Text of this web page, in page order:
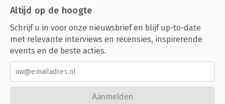
Altijd op de hoogte
Schrijf u in voor onze nieuwsbrief en blijf up-to-date
met relevante interviews en recensies, inspirerende
events en de beste acties.
Aanmelden